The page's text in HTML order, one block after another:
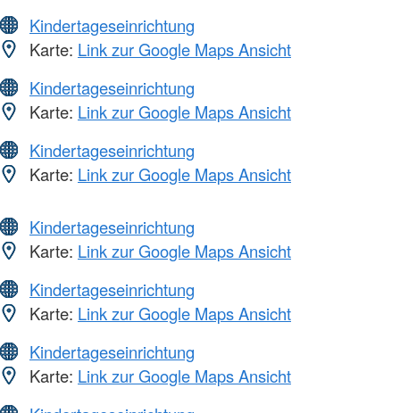
Kindertageseinrichtung
Karte: Link zur Google Maps Ansicht
Kindertageseinrichtung
Karte: Link zur Google Maps Ansicht
Kindertageseinrichtung
Karte: Link zur Google Maps Ansicht
Kindertageseinrichtung
Karte: Link zur Google Maps Ansicht
Kindertageseinrichtung
Karte: Link zur Google Maps Ansicht
Kindertageseinrichtung
Karte: Link zur Google Maps Ansicht